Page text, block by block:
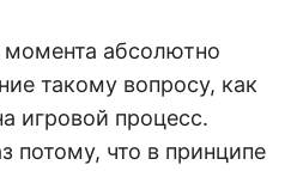
абсолютно
такому вопросу, как
игровой процесс.
потому, что в принципе